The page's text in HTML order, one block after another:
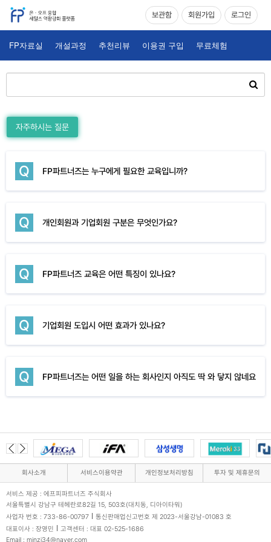
보관함 회원가입 로그인
FP자료실 개설과정 추천리뷰 이용권 구입 무료체험
자주하시는 질문
Q FP파트너즈는 누구에게 필요한 교육입니까?
Q 개인회원과 기업회원 구분은 무엇인가요?
Q FP파트너즈 교육은 어떤 특징이 있나요?
Q 기업회원 도입시 어떤 효과가 있나요?
Q FP파트너즈는 어떤 일을 하는 회사인지 아직도 딱 와 닿지 않네요
회사소개 서비스이용약관 개인정보처리방침 투자 및 제휴문의
서비스 제공 : 에프피파트너즈 주식회사
서울특별시 강남구 테헤란로82길 15, 503호(대치동, 디아이타워)
사업자 번호 : 733-86-00797
통신판매업신고번호 제 2023-서울강남-01083 호
대표이사 : 장영민
고객센터 : 대표 02-525-1686
Email : minzi34@naver.com